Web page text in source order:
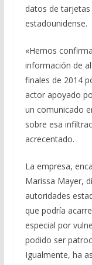
datos de
estadounidense.
«Hemos
información de
finales de 2014
actor apoyado
un comunicado
sobre esa
acrecentado.
La empresa,
Marissa Mayer,
autoridades
que podría
especial por
podido ser
Igualmente, ha